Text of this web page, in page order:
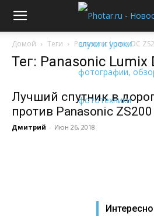
Домой Теги Panasonic Lumix DC
Тег: Panasonic Lumix
Лучший спутник в
против Panasonic ZS200
Дмитрий - Июн 26, 2018